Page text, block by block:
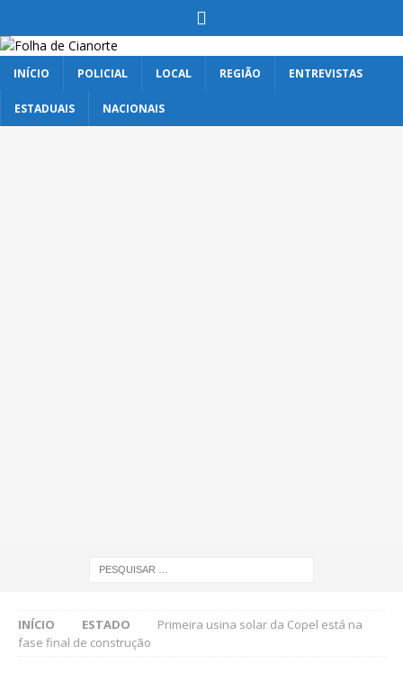
INÍCIO POLICIAL LOCAL REGIÃO ENTREVISTAS
ESTADUAIS NACIONAIS
INÍCIO ESTADO
Primeira usina solar da Copel está na
fase final de construção